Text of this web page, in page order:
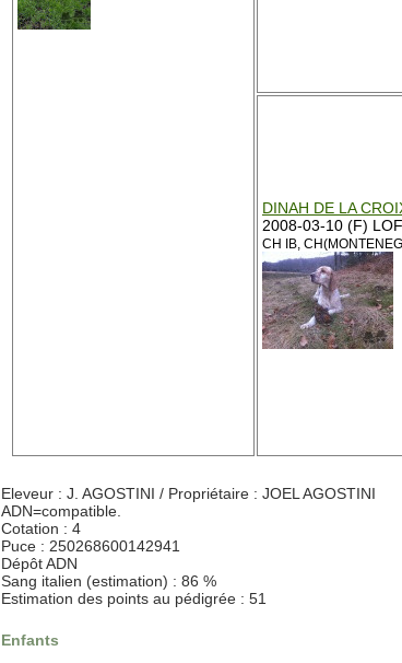
DINAH DE LA
2008-03-10 (F)
CH IB,
Eleveur : J. AGOSTINI / Propriétaire : JOEL AGOSTINI
ADN=compatible.
Cotation : 4
Puce : 250268600142941
Dépôt ADN
Sang italien (estimation) : 86 %
Estimation des points au pédigrée : 51
Enfants